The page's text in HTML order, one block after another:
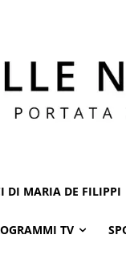
DI MARIA DE FILIPPI
TV